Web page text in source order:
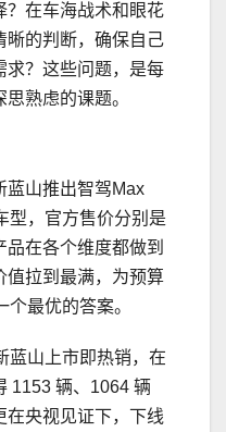
？在车海战术和眼花
晰的判断，确保自己
求？这些问题，是每
熟虑的课题。
蓝山推出智驾Max
型，官方售价分别是
在各个维度都做到
值拉到最满，为预算
最优的答案。
蓝山上市即热销，在
1153 辆、1064 辆
在央视见证下，下线